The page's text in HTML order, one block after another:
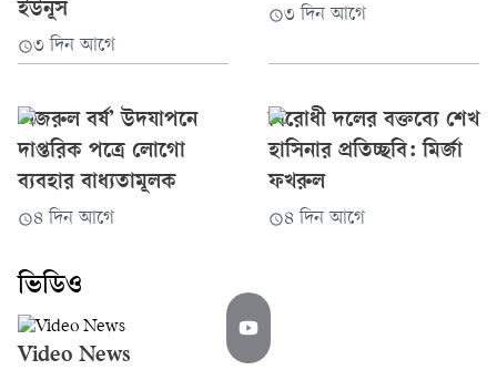
ইউনূস
৩ দিন আগে
৩ দিন আগে
‘নজরুল বর্ষ’ উদযাপনে
দাপ্তরিক পত্রে লোগো
ব্যবহার বাধ্যতামূলক
৪ দিন আগে
বিরোধী দলের বক্তব্যে শেখ
হাসিনার প্রতিচ্ছবি: মির্জা
ফখরুল
৪ দিন আগে
ভিডিও
Video News